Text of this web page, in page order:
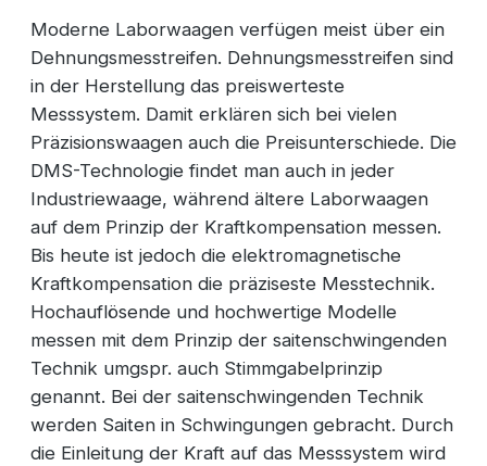
Moderne Laborwaagen verfügen meist über ein
Dehnungsmesstreifen. Dehnungsmesstreifen sind
in der Herstellung das preiswerteste
Messsystem. Damit erklären sich bei vielen
Präzisionswaagen auch die Preisunterschiede. Die
DMS-Technologie findet man auch in jeder
Industriewaage, während ältere Laborwaagen
auf dem Prinzip der Kraftkompensation messen.
Bis heute ist jedoch die elektromagnetische
Kraftkompensation die präziseste Messtechnik.
Hochauflösende und hochwertige Modelle
messen mit dem Prinzip der saitenschwingenden
Technik umgspr. auch Stimmgabelprinzip
genannt. Bei der saitenschwingenden Technik
werden Saiten in Schwingungen gebracht. Durch
die Einleitung der Kraft auf das Messsystem wird